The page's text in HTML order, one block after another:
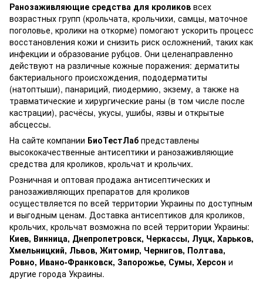
Ранозаживляющие средства для кроликов всех
возрастных групп (крольчата, крольчихи, самцы, маточное
поголовье, кролики на откорме) помогают ускорить процесс
восстановления кожи и снизить риск осложнений, таких как
инфекции и образование рубцов. Они целенаправленно
действуют на различные кожные поражения: дерматиты
бактериального происхождения, пододерматиты
(натоптыши), панариций, пиодермию, экзему, а также на
травматические и хирургические раны (в том числе после
кастрации), расчёсы, укусы, ушибы, язвы и открытые
абсцессы.
На сайте компании БиоТестЛаб представлены
высококачественные антисептики и ранозаживляющие
средства для кроликов, крольчат и крольчих.
Розничная и оптовая продажа антисептических и
ранозаживляющих препаратов для кроликов
осуществляется по всей территории Украины по доступным
и выгодным ценам. Доставка антисептиков для кроликов,
крольчих, крольчат возможна по всей территории Украины:
Киев, Винница, Днепропетровск, Черкассы, Луцк, Харьков,
Хмельницкий, Львов, Житомир, Чернигов, Полтава,
Ровно, Ивано-Франковск, Запорожье, Сумы, Херсон и
другие города Украины.